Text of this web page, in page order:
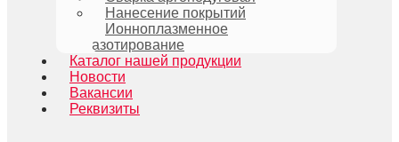
Нанесение покрытий
Ионноплазменное
азотирование
Каталог нашей продукции
Новости
Вакансии
Реквизиты